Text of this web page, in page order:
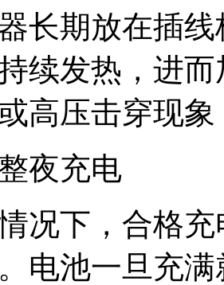
期放在插线
续发热，进
高压击穿现
充电
下，合格充
电池一旦充